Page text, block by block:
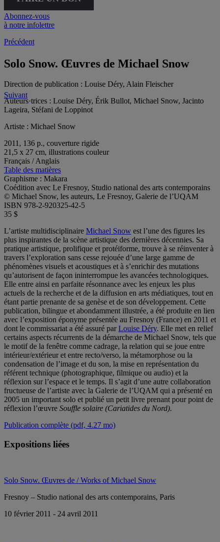
Abonnez-vous
à notre infolettre
Précédent
Suivant
Solo Snow. Œuvres de Michael Snow
Direction de publication : Louise Déry, Alain Fleischer
Auteurs·trices : Louise Déry, Érik Bullot, Michael Snow, Jacinto
Lageira, Stéfani de Loppinot
Artiste : Michael Snow
2011, 136 p., couverture rigide
21,5 x 27 cm, illustrations couleur
Français / Anglais
Table des matières
Graphisme : Makara
Coédition avec Le Fresnoy, Studio national des arts contemporains
© Michael Snow, les auteurs, Le Fresnoy, Galerie de l’UQAM
ISBN 978-2-920325-42-5
35 $
L’artiste multidisciplinaire Michael Snow est l’une des figures les
plus inspirantes de la scène artistique des dernières décennies. Sa
pratique artistique, prolifique et protéiforme, trouve à se réinventer à
travers l’exploration sans cesse rejouée d’une large gamme de
phénomènes visuels et acoustiques et à s’enrichir des mutations
qu’autorisent de façon ininterrompue les avancées technologiques.
Elle entre ainsi en parfaite résonnance avec les enjeux les plus
actuels de la recherche et de la diffusion en arts médiatiques, tout en
étant partie prenante de sa genèse et de son développement. Cette
publication, bilingue et abondamment illustrée, a été produite en lien
avec l’exposition éponyme présentée au Fresnoy (France) en 2011 et
dont le commissariat a été assuré parLouise Déry. Elle met en relief
certains aspects récurrents de la démarche de Michael Snow, tels que
le motif de la fenêtre comme cadrage, la relation qui se joue entre
intérieur/extérieur et entre recto/verso, la métamorphose ou la
condensation de l’image et du son, la mise en représentation du
référent technique (photographique, filmique ou audio) et la
réflexion sur l’espace et le temps. Il s’agit d’une autre collaboration
fructueuse de l’artiste avec la Galerie de l’UQAM qui a présenté en
2005 un important solo et publié un petit livre prenant pour point de
réflexion l’œuvre Souffle solaire (Cariatides du Nord).
Publication complète (pdf, 4.27 mo)
Expositions liées
Solo Snow. Œuvres de / Works of Michael Snow
Fresnoy – Studio national des arts contemporains, Paris
10 février 2011 - 24 avril 2011